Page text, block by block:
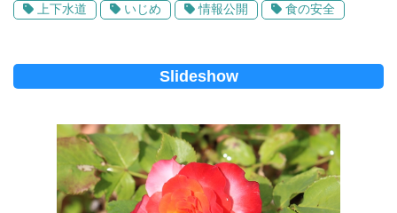
上下水道
いじめ 情報公開 食の安全
Slideshow